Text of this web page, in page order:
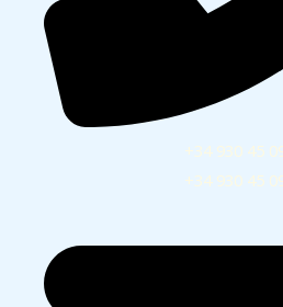
+34 930 45
+34 930 45